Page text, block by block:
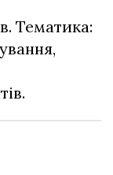
Тематика: